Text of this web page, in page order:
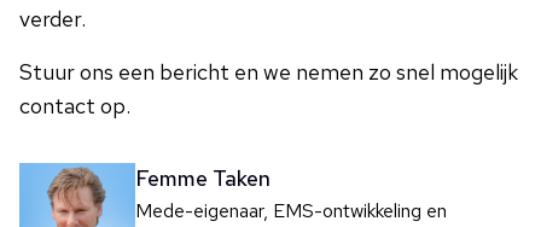
verder.
Stuur ons een bericht en we nemen zo snel mogelijk
contact op.
Femme Taken
Mede-eigenaar, EMS-ontwikkeling en